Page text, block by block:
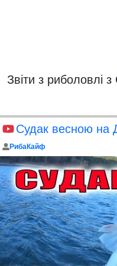
Звіти з риболовлі з
Судак весною на
РибаКайф